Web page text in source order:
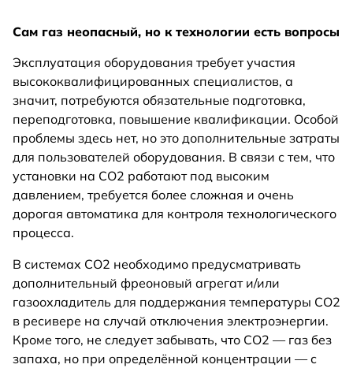
Сам газ неопасный, но к технологии есть вопросы
Эксплуатация оборудования требует участия
высококвалифицированных специалистов, а
значит, потребуются обязательные подготовка,
переподготовка, повышение квалификации. Особой
проблемы здесь нет, но это дополнительные затраты
для пользователей оборудования. В связи с тем, что
установки на СО2 работают под высоким
давлением, требуется более сложная и очень
дорогая автоматика для контроля технологического
процесса.
В системах СО2 необходимо предусматривать
дополнительный фреоновый агрегат и/или
газоохладитель для поддержания температуры СО2
в ресивере на случай отключения электроэнергии.
Кроме того, не следует забывать, что СО2 — газ без
запаха, но при определённой концентрации — с